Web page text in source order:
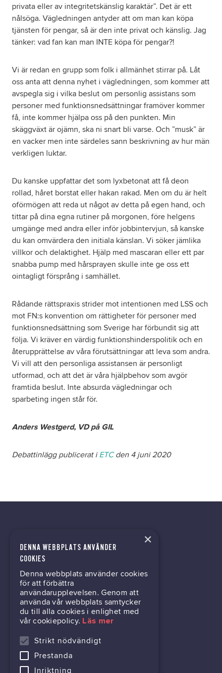
privata eller av integritetskänslig karaktär”. Det är ett
nålsöga. Vägledningen antyder att om man kan köpa
tjänsten för pengar, så är den inte privat och känslig. Jag
tänker: vad fan kan man INTE köpa för pengar?!
Vi är redan en grupp som folk i allmänhet stirrar på. Låt
oss anta att denna nyhet i vägledningen, som kommer att
avspegla sig i vilka beslut om personlig assistans som
personer med funktionsnedsättningar framöver kommer
få, inte kommer hjälpa oss på den punkten. Min
skäggväxt är ojämn, ska ni snart bli varse. Och ”musk” är
en vacker men inte särdeles sann beskrivning av hur män
verkligen luktar.
Du kanske uppfattar det som lyxbetonat att få deon
rollad, håret borstat eller hakan rakad. Men om du är helt
oförmögen att reda ut något av detta på egen hand, och
tittar på dina egna rutiner på morgonen, före helgens
umgänge med andra eller inför jobbintervjun, så kanske
du kan omvärdera den initiala känslan. Vi söker jämlika
villkor och delaktighet. Hjälp med mascaran eller ett par
snabba pump med hårsprayen skulle inte ge oss ett
ointagligt försprång i samhället.
Rådande rättspraxis strider mot intentionen med LSS och
mot FN:s konvention om rättigheter för personer med
funktionsnedsättning som Sverige har förbundit sig att
följa. Vi kräver en värdig funktionshinderspolitik och en
återupprättelse av våra förutsättningar att leva som andra.
Vi vill att den personliga assistansen är personligt
utformad, och att det är våra hjälpbehov som avgör
framtida beslut. Inte absurda vägledningar och
sparbeting ingen står för.
Anders Westgerd, VD på GIL
Debattinlägg publicerat i ETCden 4 juni 2020
kontor@gil.se
031-63 64 80
Mölndalsvägen 30B
Box 24061
400 22 Göteborg
716444-6762
×
DENNA WEBBPLATS ANVÄNDER
COOKIES
Denna webbplats använder cookies
för att förbättra
användarupplevelsen. Genom att
använda vår webbplats samtycker
du till alla cookies i enlighet med
vår cookiepolicy. Läs mer
Strikt nödvändigt
Prestanda
Inriktning